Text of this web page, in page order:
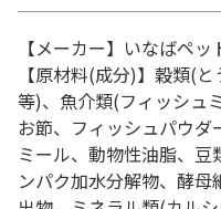
【メーカー】いなばペッ
【原材料(成分)】穀類(
等)、魚介類(フィッシュ
お節、フィッシュパウ
ミール、動物性油脂、
ンパク加水分解物、酵